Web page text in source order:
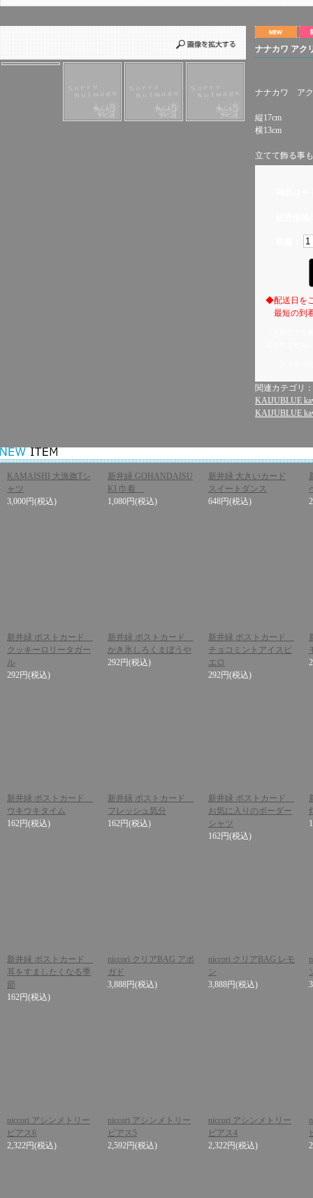
ナナカワ アク
ナナカワ ア
縦17cm
横13cm
立てて飾る事
◆配送日を
最短の到
関連カテゴリ：
KAIJUBLUE
KAIJUBLUE
KAMAISHI 大漁旗Tシ
ャツ
3,000円(税込)
新井緑 GOHANDAISU
KI 巾着
1,080円(税込)
新井緑 大きいカード
スイートダンス
648円(税込)
新井緑 ポストカード
クッキーロリータガー
ル
292円(税込)
新井緑 ポストカード
かき氷しろくまぼうや
292円(税込)
新井緑 ポストカード
チョコミントアイスピ
エロ
292円(税込)
新井緑 ポストカード
ウキウキタイム
162円(税込)
新井緑 ポストカード
フレッシュ気分
162円(税込)
新井緑 ポストカード
お気に入りのボーダー
シャツ
162円(税込)
新井緑 ポストカード
耳をすましたくなる季
節
162円(税込)
niccori クリアBAG アボ
ガド
3,888円(税込)
niccori クリアBAG レモ
ン
3,888円(税込)
niccori アシンメトリー
ピアス6
2,322円(税込)
niccori アシンメトリー
ピアス5
2,592円(税込)
niccori アシンメトリー
ピアス4
2,322円(税込)